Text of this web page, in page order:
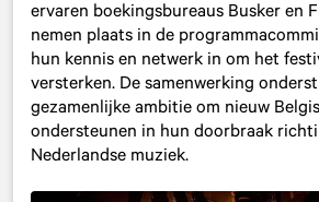
ervaren boekingsbureaus Busker en
nemen plaats in de
hun kennis en netwerk in om het
versterken. De samenwerking
gezamenlijke ambitie om nieuw
ondersteunen in hun doorbraak
Nederlandse muziek.